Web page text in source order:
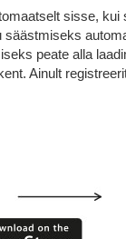
sisse,
säästmiseks
peate alla
Ainult